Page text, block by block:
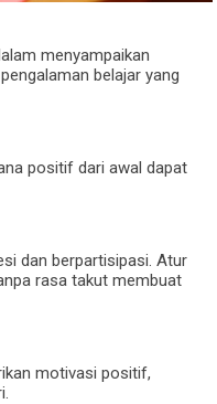
menyampaikan
belajar yang
positif dari awal dapat
dan berpartisipasi. Atur
rasa takut membuat
motivasi positif,